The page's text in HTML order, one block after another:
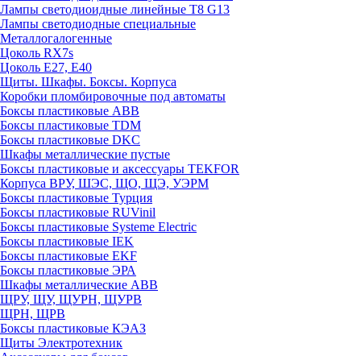
Лампы светодиоидные линейные T8 G13
Лампы светодиодные специальные
Металлогалогенные
Цоколь RX7s
Цоколь Е27, E40
Щиты. Шкафы. Боксы. Корпуса
Коробки пломбировочные под автоматы
Боксы пластиковые ABB
Боксы пластиковые TDM
Боксы пластиковые DKC
Шкафы металлические пустые
Боксы пластиковые и аксессуары TEKFOR
Корпуса ВРУ, ШЭС, ЩО, ЩЭ, УЭРМ
Боксы пластиковые Турция
Боксы пластиковые RUVinil
Боксы пластиковые Systeme Electric
Боксы пластиковые IEK
Боксы пластиковые EKF
Боксы пластиковые ЭРА
Шкафы металлические ABB
ЩРУ, ЩУ, ЩУРН, ЩУРВ
ЩРН, ЩРВ
Боксы пластиковые КЭАЗ
Щиты Электротехник